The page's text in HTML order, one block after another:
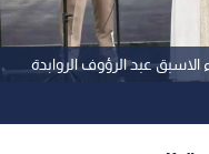
الاسبق عبد الرؤوف الروابدة